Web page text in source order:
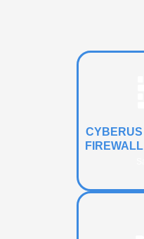
CYBERUS
FIREWALL